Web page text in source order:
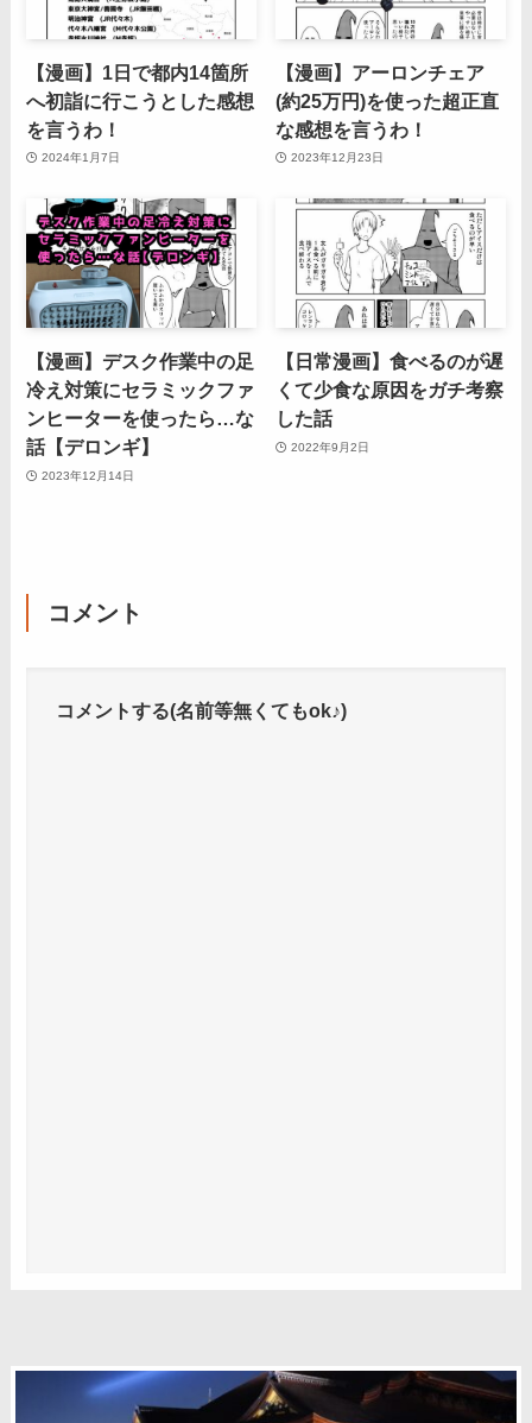
【漫画】1日で都内14箇所
へ初詣に行こうとした感想
を言うわ！
2024年1月7日
【漫画】アーロンチェア
(約25万円)を使った超正直
な感想を言うわ！
2023年12月23日
【漫画】デスク作業中の足
冷え対策にセラミックファ
ンヒーターを使ったら…な
話【デロンギ】
2023年12月14日
【日常漫画】食べるのが遅
くて少食な原因をガチ考察
した話
2022年9月2日
コメント
コメントする(名前等無くてもok♪)